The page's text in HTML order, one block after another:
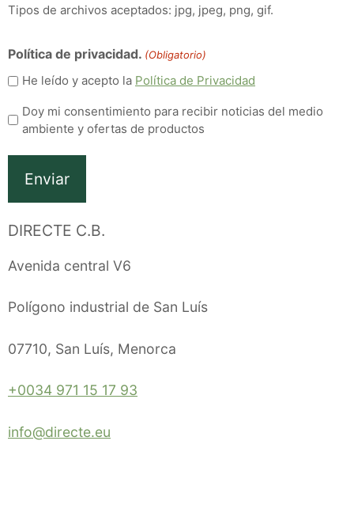
DIRECTE C.B.
Avenida central V6
Polígono industrial de San Luís
07710, San Luís, Menorca
+0034 971 15 17 93
info@directe.eu
Tipos de archivos aceptados: jpg, jpeg, png, gif.
Política de privacidad. (Obligatorio)
He leído y acepto la Política de Privacidad
Consentimiento
Doy mi consentimiento para recibir noticias del medio
ambiente y ofertas de productos